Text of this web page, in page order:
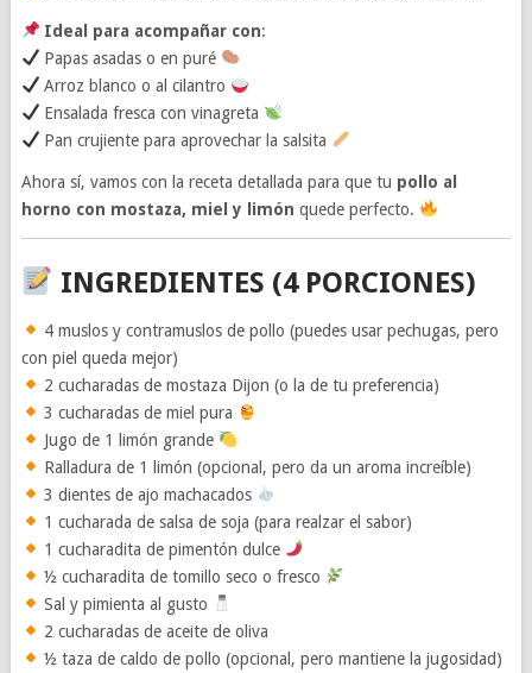
Ideal para acompañar con:
Papas asadas o en puré
Arroz blanco o al cilantro
Ensalada fresca con vinagreta
Pan crujiente para aprovechar la salsita
Ahora sí, vamos con la receta detallada para que tu pollo al
horno con mostaza, miel y limón quede perfecto.
INGREDIENTES (4 PORCIONES)
4 muslos y contramuslos de pollo (puedes usar pechugas, pero
con piel queda mejor)
2 cucharadas de mostaza Dijon (o la de tu preferencia)
3 cucharadas de miel pura
Jugo de 1 limón grande
Ralladura de 1 limón (opcional, pero da un aroma increíble)
3 dientes de ajo machacados
1 cucharada de salsa de soja (para realzar el sabor)
1 cucharadita de pimentón dulce
½ cucharadita de tomillo seco o fresco
Sal y pimienta al gusto
2 cucharadas de aceite de oliva
½ taza de caldo de pollo (opcional, pero mantiene la jugosidad)